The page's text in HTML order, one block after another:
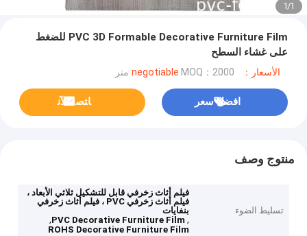
1
/
1
PVC 3D Formable Decorative Furniture Film للضغط
على غشاء السطح
الأسعار：negotiable MOQ：2000 متر
افضل سعر ﺎﺘﺼﻟ ﺍﻶﻧ
منتوج وصف
تسليط الضوء
فيلم أثاث زخرفي قابل للتشكيل ثلاثي الأبعاد ،
فيلم أثاث زخرفي PVC ، فيلم أثاث زخرفي
بنفايات
,
PVC Decorative Furniture Film
,
ROHS Decorative Furniture Film